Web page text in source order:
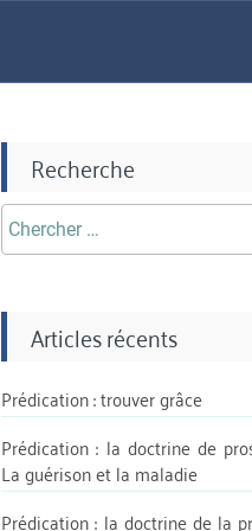
Recherche
Chercher
aprè:
Articles récents
Prédication : trouver grâce
Prédication : la doctrine de
La guérison et la maladie
Prédication : la doctrine de la